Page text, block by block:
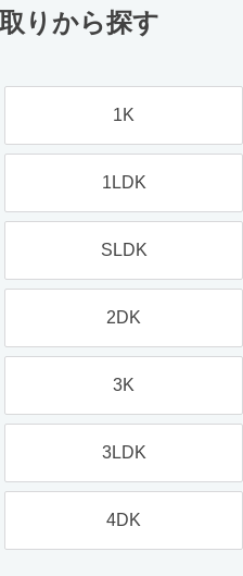
りから探す
1K
1LDK
SLDK
2DK
3K
3LDK
4DK